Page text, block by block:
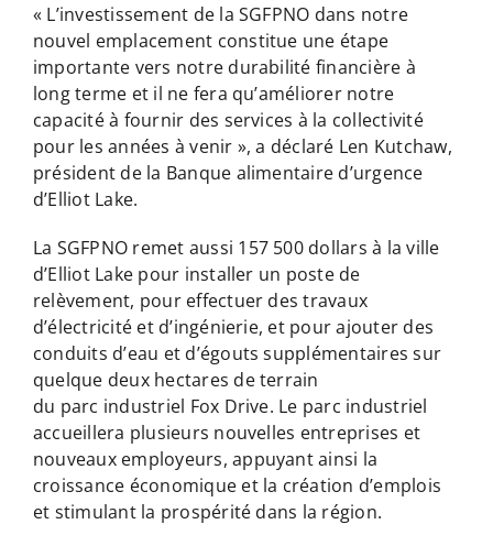
« L’investissement de la SGFPNO dans notre
nouvel emplacement constitue une étape
importante vers notre durabilité financière à
long terme et il ne fera qu’améliorer notre
capacité à fournir des services à la collectivité
pour les années à venir », a déclaré Len Kutchaw,
président de la Banque alimentaire d’urgence
d’Elliot Lake.
La SGFPNO remet aussi 157 500 dollars à la ville
d’Elliot Lake pour installer un poste de
relèvement, pour effectuer des travaux
d’électricité et d’ingénierie, et pour ajouter des
conduits d’eau et d’égouts supplémentaires sur
quelque deux hectares de terrain
du parc industriel Fox Drive. Le parc industriel
accueillera plusieurs nouvelles entreprises et
nouveaux employeurs, appuyant ainsi la
croissance économique et la création d’emplois
et stimulant la prospérité dans la région.